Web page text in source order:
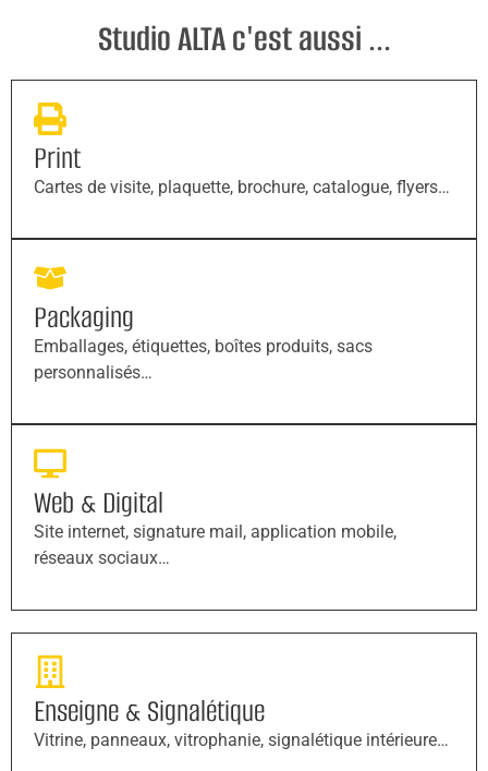
Studio ALTA c'est aussi ...
Print
Cartes de visite, plaquette, brochure, catalogue, flyers…
Packaging
Emballages, étiquettes, boîtes produits, sacs
personnalisés…
Web & Digital
Site internet, signature mail, application mobile,
réseaux sociaux…
Enseigne & Signalétique
Vitrine, panneaux, vitrophanie, signalétique intérieure…